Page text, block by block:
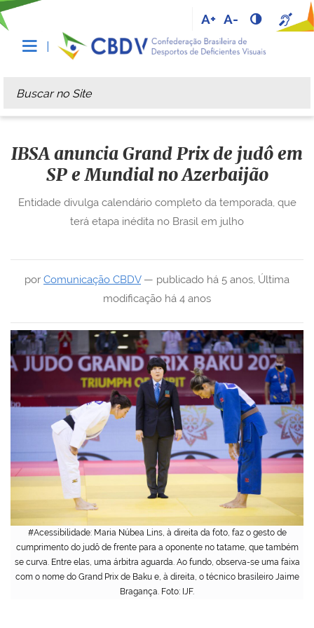
A+ A-
Busca
Busca Avançada…
#Acessibilidade: Maria Núbea Lins, à direita da foto, faz o gesto de
cumprimento do judô de frente para a oponente no tatame, que também
se curva. Entre elas, uma árbitra aguarda. Ao fundo, observa-se uma faixa
com o nome do Grand Prix de Baku e, à direita, o técnico brasileiro Jaime
Bragança. Foto: IJF.
IBSA anuncia Grand Prix de judô em
SP e Mundial no Azerbaijão
por Comunicação CBDV— publicado há 5 anos, Última
modificação há 4 anos
Entidade divulga calendário completo da temporada, que
terá etapa inédita no Brasil em julho